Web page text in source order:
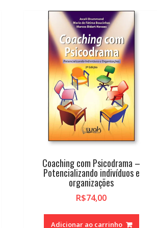
Coaching com Psicodrama –
Potencializando indivíduos e
organizações
R$74,00
Adicionar ao carrinho